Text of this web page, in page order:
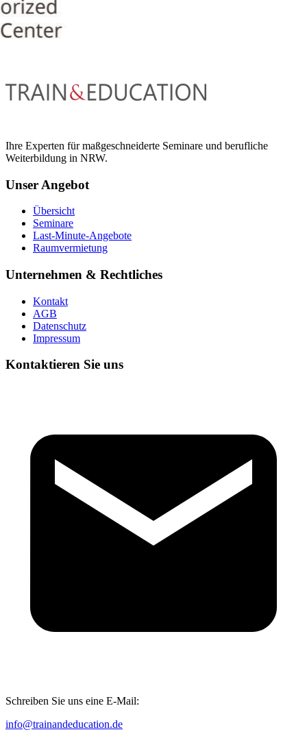
Ihre Experten für maßgeschneiderte Seminare und berufliche
Weiterbildung in NRW.
Unser Angebot
Übersicht
Seminare
Last-Minute-Angebote
Raumvermietung
Unternehmen & Rechtliches
Kontakt
AGB
Datenschutz
Impressum
Kontaktieren Sie uns
Schreiben Sie uns eine E-Mail:
info@trainandeducation.de